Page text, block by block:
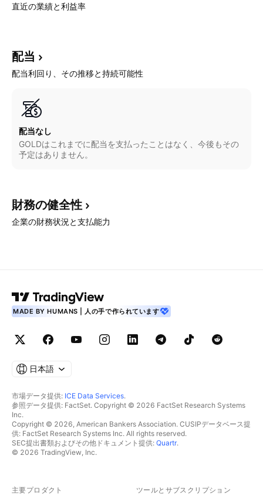
直近の業績と利益率
配当
配当利回り、その推移と持続可能性
配当なし
GOLDはこれまでに配当を支払ったことはなく、今後もその
予定はありません。
財務の健全性
企業の財務状況と支払能力
MADE BY HUMANS | 人の手で作られています
日本語
市場データ提供: ICE Data Services.
参照データ提供: FactSet. Copyright © 2026 FactSet Research Systems
Inc.
Copyright © 2026, American Bankers Association. CUSIPデータベース提
供: FactSet Research Systems Inc. All rights reserved.
SEC提出書類およびその他ドキュメント提供: Quartr.
© 2026 TradingView, Inc.
主要プロダクト ツールとサブスクリプション